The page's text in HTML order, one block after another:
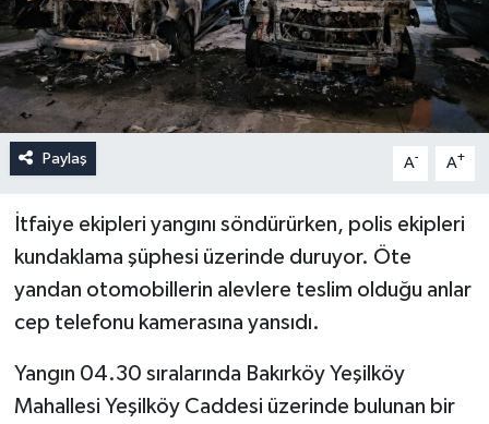
Paylaş A- A+
İtfaiye ekipleri yangını söndürürken, polis ekipleri
kundaklama şüphesi üzerinde duruyor. Öte
yandan otomobillerin alevlere teslim olduğu anlar
cep telefonu kamerasına yansıdı.
Yangın 04.30 sıralarında Bakırköy Yeşilköy
Mahallesi Yeşilköy Caddesi üzerinde bulunan bir